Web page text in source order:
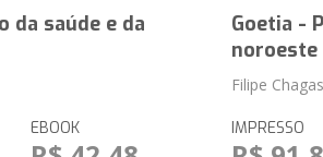
da saúde e da
EBOOK
Goetia -
noroeste
Filipe
IMPRESSO